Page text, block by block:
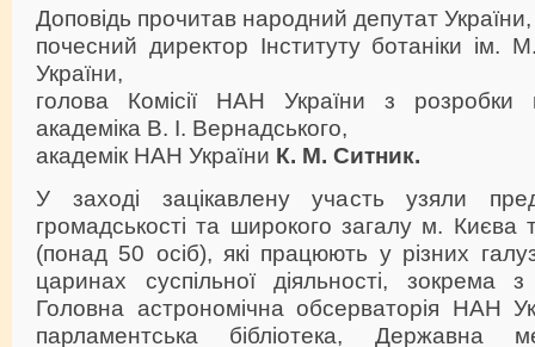
Доповідь прочитав народний депутат України,
почесний директор Інституту ботаніки
України,
голова Комісії НАН України з розробки
академіка В. І. Вернадського,
академік НАН України К. М. Ситник.
У заході зацікавлену участь узяли
громадськості та широкого загалу м. Києва
(понад 50 осіб), які працюють у різних
царинах суспільної діяльності, зокрема
Головна астрономічна обсерваторія НАН
парламентська бібліотека, Державна